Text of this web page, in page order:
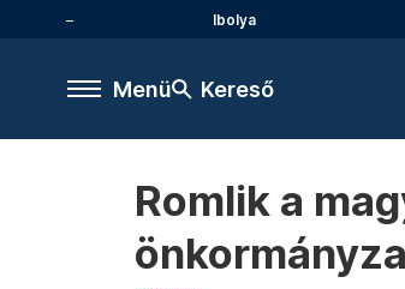
Ibolya
Menü Kereső
Romlik a